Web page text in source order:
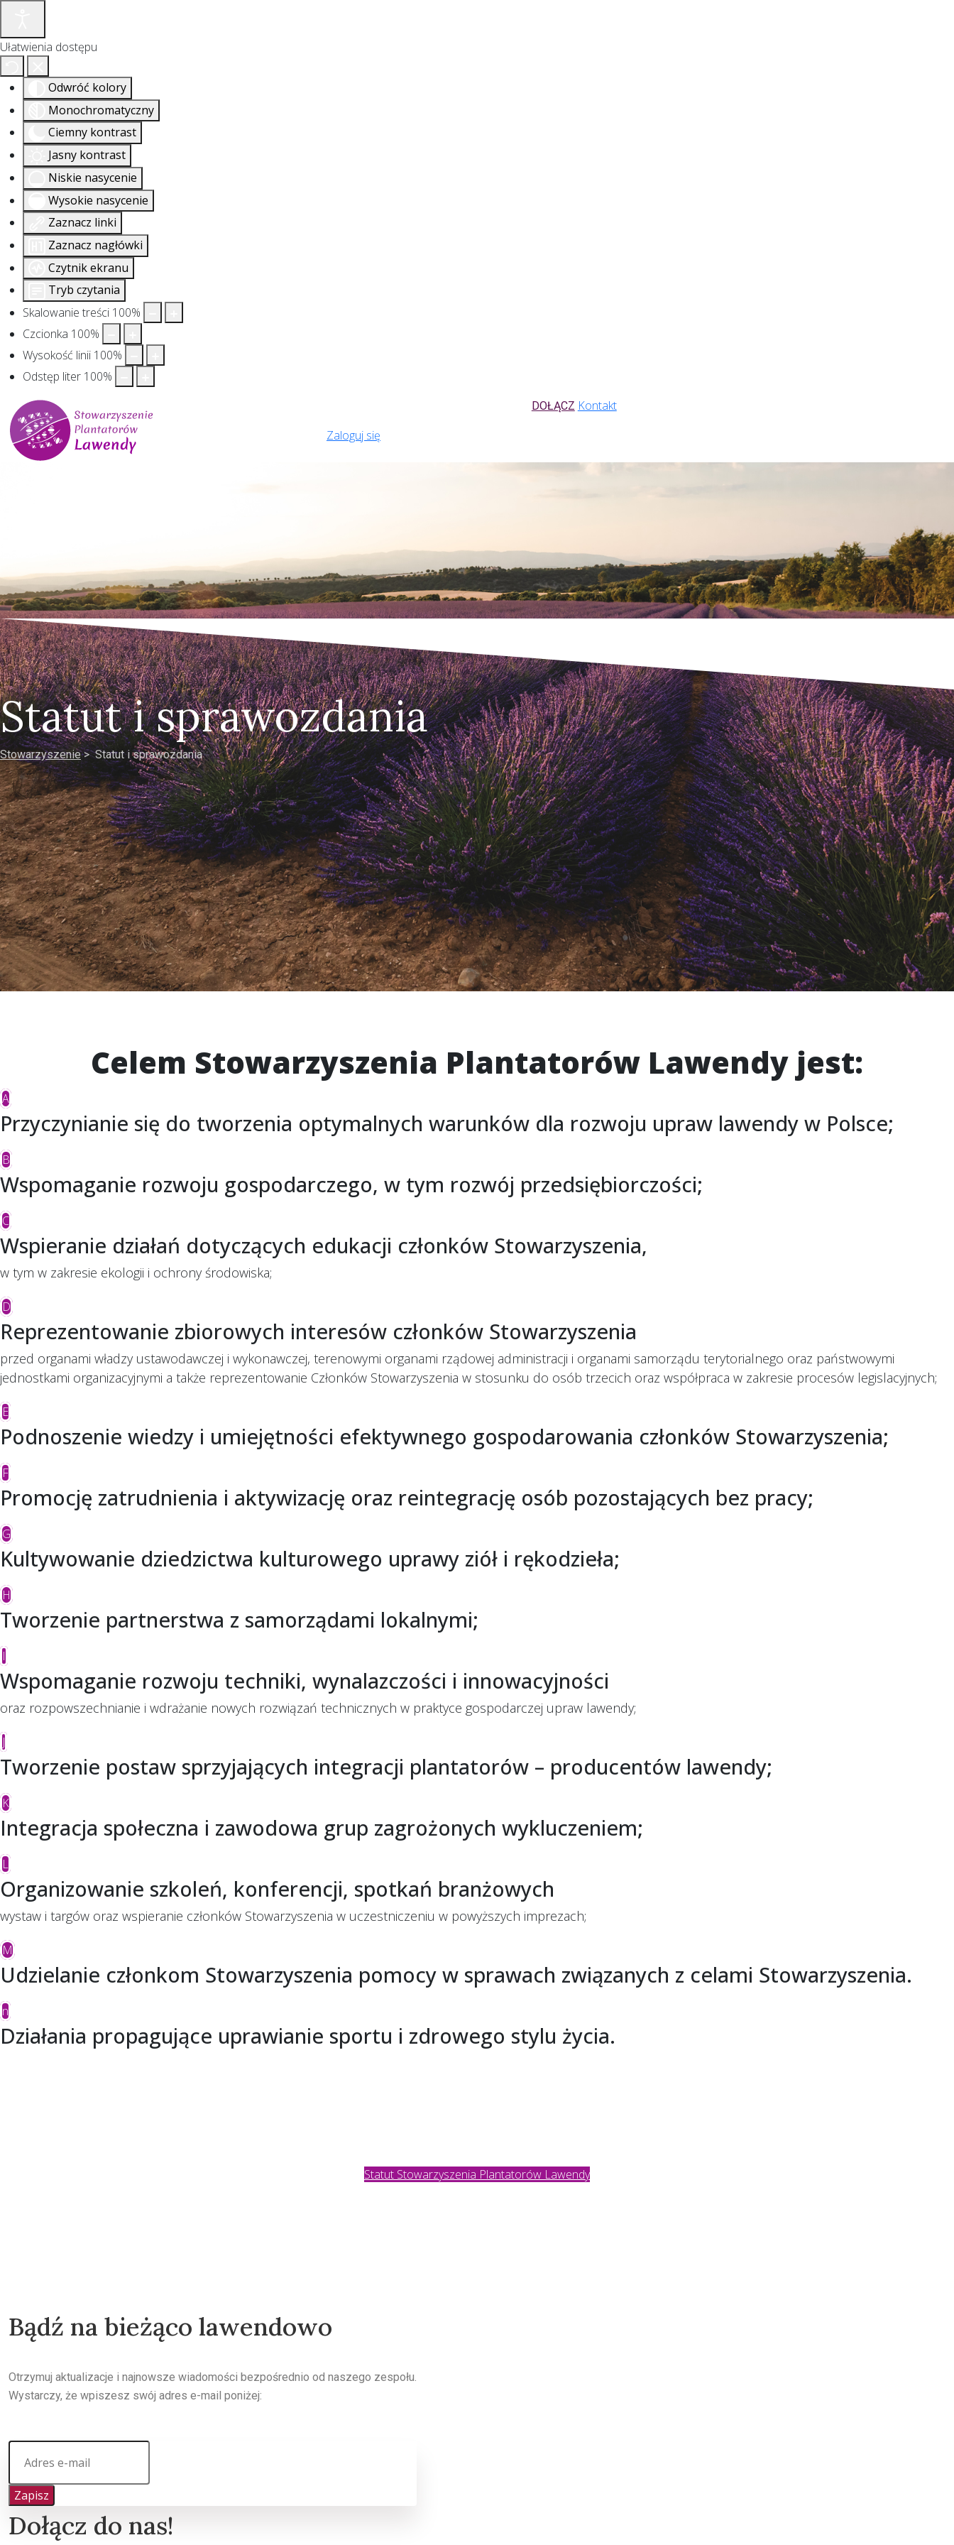
Ułatwienia dostępu
Odwróć kolory
Monochromatyczny
Ciemny kontrast
Jasny kontrast
Niskie nasycenie
Wysokie nasycenie
Zaznacz linki
Zaznacz nagłówki
Czytnik ekranu
Tryb czytania
Skalowanie treści 100%
Czcionka 100%
Wysokość linii 100%
Odstęp liter 100%
DOŁĄCZ Kontakt
Zaloguj się
Statut i sprawozdania
Stowarzyszenie> Statut i sprawozdania
Celem Stowarzyszenia Plantatorów Lawendy jest:
A
Przyczynianie się do tworzenia optymalnych warunków dla rozwoju upraw lawendy w Polsce;
B
Wspomaganie rozwoju gospodarczego, w tym rozwój przedsiębiorczości;
C
Wspieranie działań dotyczących edukacji członków Stowarzyszenia,
w tym w zakresie ekologii i ochrony środowiska;
D
Reprezentowanie zbiorowych interesów członków Stowarzyszenia
przed organami władzy ustawodawczej i wykonawczej, terenowymi organami rządowej administracji i organami samorządu terytorialnego oraz państwowymi
jednostkami organizacyjnymi a także reprezentowanie Członków Stowarzyszenia w stosunku do osób trzecich oraz współpraca w zakresie procesów legislacyjnych;
E
Podnoszenie wiedzy i umiejętności efektywnego gospodarowania członków Stowarzyszenia;
F
Promocję zatrudnienia i aktywizację oraz reintegrację osób pozostających bez pracy;
G
Kultywowanie dziedzictwa kulturowego uprawy ziół i rękodzieła;
H
Tworzenie partnerstwa z samorządami lokalnymi;
I
Wspomaganie rozwoju techniki, wynalazczości i innowacyjności
oraz rozpowszechnianie i wdrażanie nowych rozwiązań technicznych w praktyce gospodarczej upraw lawendy;
J
Tworzenie postaw sprzyjających integracji plantatorów – producentów lawendy;
K
Integracja społeczna i zawodowa grup zagrożonych wykluczeniem;
L
Organizowanie szkoleń, konferencji, spotkań branżowych
wystaw i targów oraz wspieranie członków Stowarzyszenia w uczestniczeniu w powyższych imprezach;
M
Udzielanie członkom Stowarzyszenia pomocy w sprawach związanych z celami Stowarzyszenia.
n
Działania propagujące uprawianie sportu i zdrowego stylu życia.
Statut Stowarzyszenia Plantatorów Lawendy
Bądź na bieżąco lawendowo
Otrzymuj aktualizacje i najnowsze wiadomości bezpośrednio od naszego zespołu.
Wystarczy, że wpiszesz swój adres e-mail poniżej:
Zapisz
Dołącz do nas!